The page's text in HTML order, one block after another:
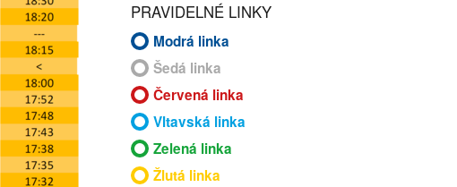
PRAVIDELNÉ LINKY
Modrá linka
Šedá linka
Červená linka
Vltavská linka
Zelená linka
Žlutá linka